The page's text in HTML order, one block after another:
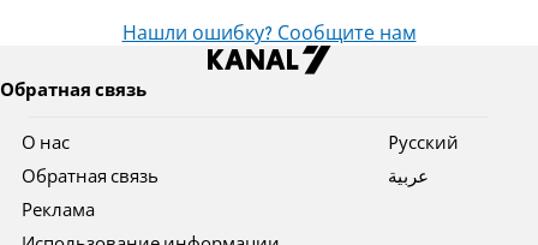
Нашли ошибку? Сообщите нам
Обратная связь
О нас
Обратная связь
Реклама
Pусский
عربية